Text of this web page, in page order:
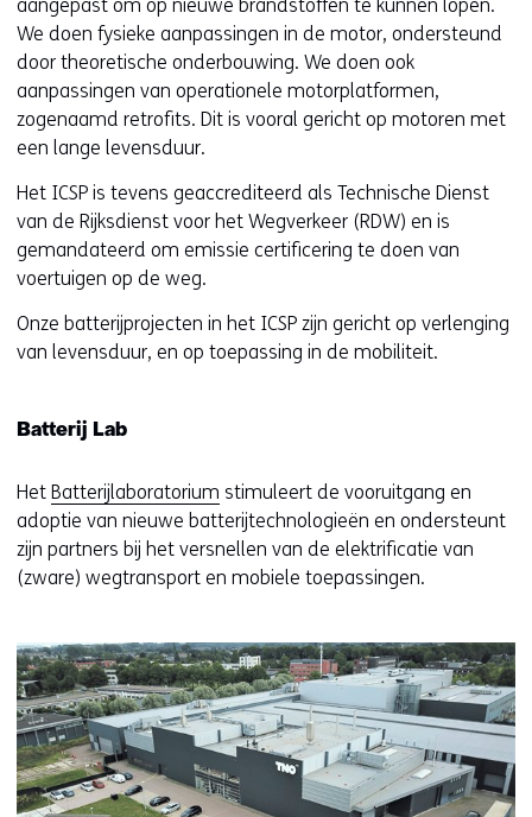
aangepast om op nieuwe brandstoffen te kunnen lopen.
We doen fysieke aanpassingen in de motor, ondersteund
door theoretische onderbouwing. We doen ook
aanpassingen van operationele motorplatformen,
zogenaamd retrofits. Dit is vooral gericht op motoren met
een lange levensduur.
Het ICSP is tevens geaccrediteerd als Technische Dienst
van de Rijksdienst voor het Wegverkeer (RDW) en is
gemandateerd om emissie certificering te doen van
voertuigen op de weg.
Onze batterijprojecten in het ICSP zijn gericht op verlenging
van levensduur, en op toepassing in de mobiliteit.
Batterij Lab
Het Batterijlaboratorium stimuleert de vooruitgang en
adoptie van nieuwe batterijtechnologieën en ondersteunt
zijn partners bij het versnellen van de elektrificatie van
(zware) wegtransport en mobiele toepassingen.